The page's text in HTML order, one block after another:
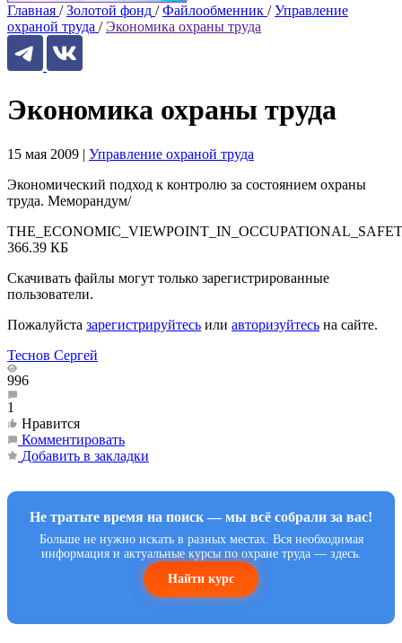
Главная / Золотой фонд / Файлообменник / Управление
охраной труда / Экономика охраны труда
Экономика охраны труда
15 мая 2009 | Управление охраной труда
Экономический подход к контролю за состоянием охраны
труда. Меморандум/
366.39 КБ
Скачивать файлы могут только зарегистрированные
пользователи.
Пожалуйста зарегистрируйтесь или авторизуйтесь на сайте.
Теснов Сергей
996
1
Нравится
Комментировать
Добавить в закладки
Не тратьте время на поиск — мы всё собрали за вас!
Больше не нужно искать в разных местах. Вся необходимая
информация и актуальные курсы по охране труда — здесь.
Найти курс